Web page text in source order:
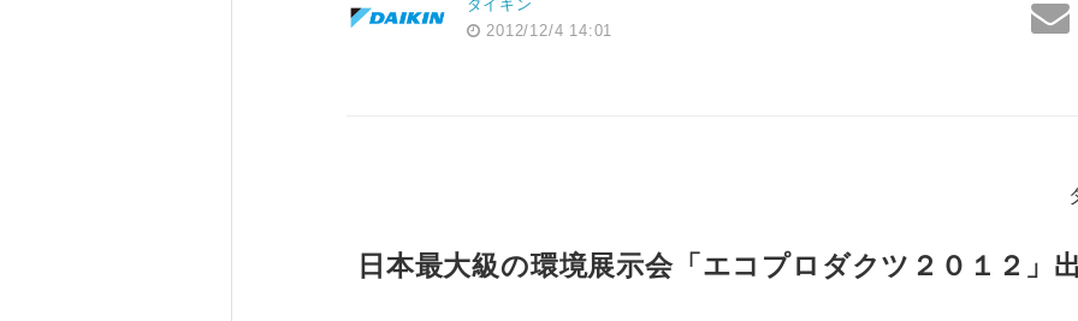
ダイキン
2012/12/4 14:01
日本最大級の環境展示会「エコプロダクツ２０１２」